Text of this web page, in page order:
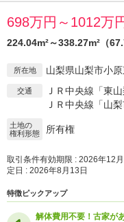
698万円～1012万
224.04m²～338.27m²（
所在地 山梨県山梨市小
交通
ＪＲ中央線「東
ＪＲ中央線「山
土地の
権利形態
所有権
取引条件有効期限 : 2026年12
定日 : 2026年8月13日
特徴ピックアップ
解体費用不要！古家が